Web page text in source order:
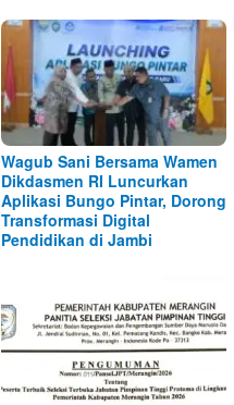
Wagub Sani Bersama Wamen
Dikdasmen RI Luncurkan
Aplikasi Bungo Pintar, Dorong
Transformasi Digital
Pendidikan di Jambi